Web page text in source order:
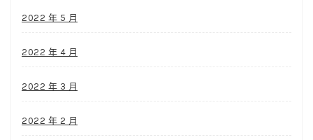
2022 年 5 月
2022 年 4 月
2022 年 3 月
2022 年 2 月